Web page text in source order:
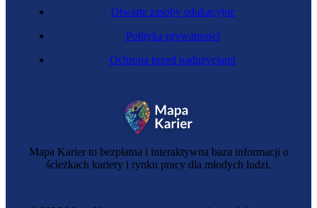
Mapa Karier to bezpłatna i interaktywna baza informacji o
ścieżkach kariery i rynku pracy dla młodych ludzi.
Otwarte zasoby edukacyjne
Polityka prywatności
Ochrona przed nadużyciami